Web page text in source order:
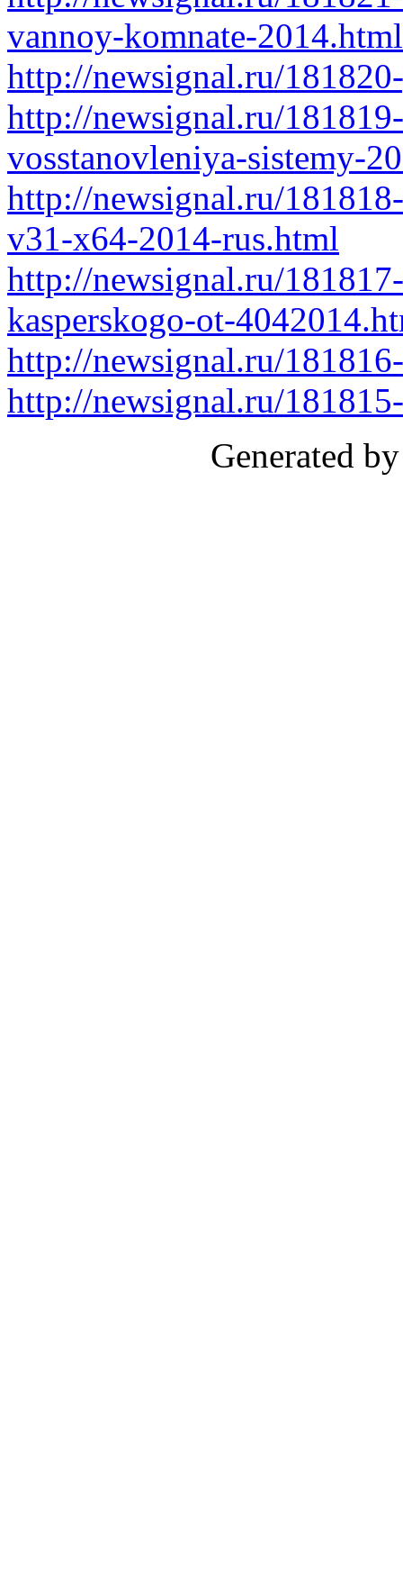
vannoy-komnate-2014.html
http://newsignal.ru/
http://newsignal.ru/
vosstanovleniya-sistemy-
http://newsignal.ru/
v31-x64-2014-rus.html
http://newsignal.ru/
kasperskogo-ot-
http://newsignal.ru/
http://newsignal.ru/
Generated